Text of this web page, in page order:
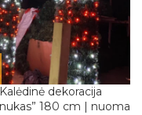
Kalėdinė dekoracija
180 cm | nuoma